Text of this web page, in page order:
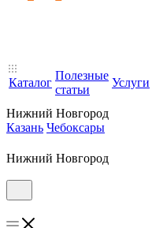
Каталог
Полезные
статьи
Услуги
Нижний Новгород
Казань Чебоксары
Нижний Новгород